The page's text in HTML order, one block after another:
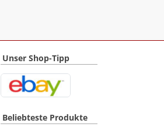
Unser Shop-Tipp
Beliebteste Produkte